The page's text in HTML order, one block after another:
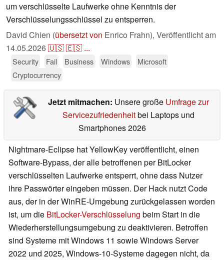
um verschlüsselte Laufwerke ohne Kenntnis der
Verschlüsselungsschlüssel zu entsperren.
David Chien (übersetzt von Enrico Frahn), Veröffentlicht am
14.05.2026🇺🇸🇪🇸 ...
Security Fail Business Windows
Microsoft
Cryptocurrency
Jetzt mitmachen: Unsere große Umfrage zur
Servicezufriedenheitbei Laptops und
Smartphones 2026
Nightmare-Eclipse hat YellowKey veröffentlicht, einen
Software-Bypass, der alle betroffenen per BitLocker
verschlüsselten Laufwerke entsperrt, ohne dass Nutzer
ihre Passwörter eingeben müssen. Der Hack nutzt Code
aus, der in der WinRE-Umgebung zurückgelassen worden
ist, um die BitLocker-Verschlüsselung beim Start in die
Wiederherstellungsumgebung zu deaktivieren. Betroffen
sind Systeme mit Windows 11 sowie Windows Server
2022 und 2025, Windows-10-Systeme dagegen nicht, da